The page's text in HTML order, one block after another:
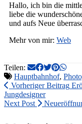
Hallo, ich bin die
liebe die
und aufs Neue
Mehr von mir: Web
Teilen:
Hauptbahnhof,
Vorheriger Beitrag
Jungdesigner
Next Post